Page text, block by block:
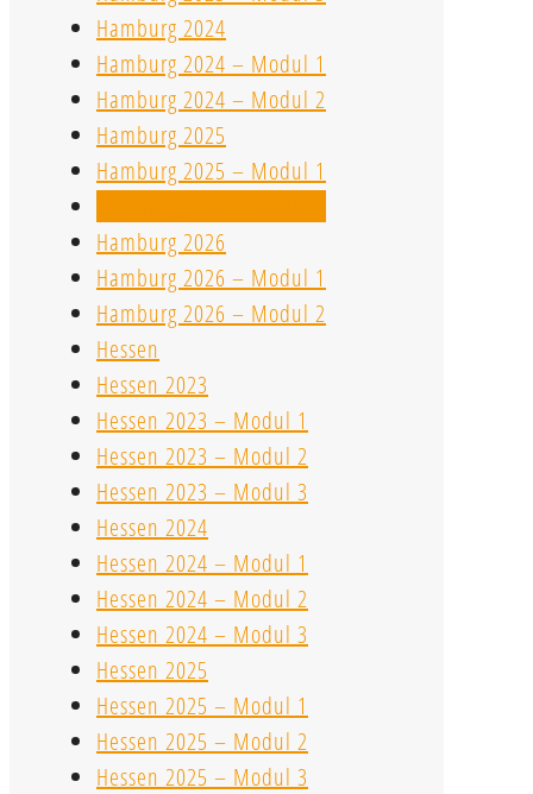
Hamburg 2024
Hamburg 2024 – Modul 1
Hamburg 2024 – Modul 2
Hamburg 2025
Hamburg 2025 – Modul 1
Hamburg 2026
Hamburg 2026 – Modul 1
Hamburg 2026 – Modul 2
Hessen
Hessen 2023
Hessen 2023 – Modul 1
Hessen 2023 – Modul 2
Hessen 2023 – Modul 3
Hessen 2024
Hessen 2024 – Modul 1
Hessen 2024 – Modul 2
Hessen 2024 – Modul 3
Hessen 2025
Hessen 2025 – Modul 1
Hessen 2025 – Modul 2
Hessen 2025 – Modul 3